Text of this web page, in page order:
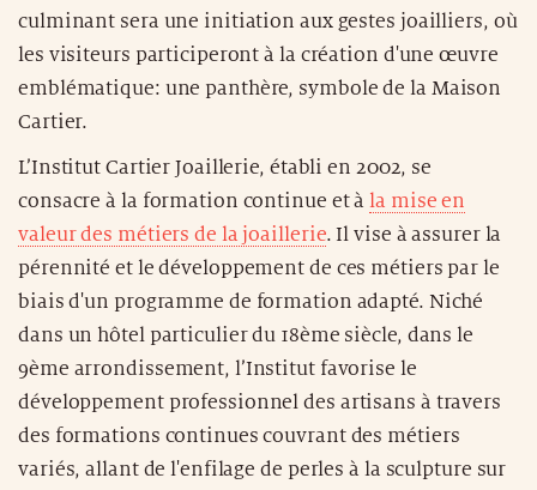
culminant sera une initiation aux gestes joailliers, où
les visiteurs participeront à la création d'une œuvre
emblématique: une panthère, symbole de la Maison
Cartier.
L’Institut Cartier Joaillerie, établi en 2002, se
consacre à la formation continue et à la mise en
valeur des métiers de la joaillerie. Il vise à assurer la
pérennité et le développement de ces métiers par le
biais d'un programme de formation adapté. Niché
dans un hôtel particulier du 18ème siècle, dans le
9ème arrondissement, l’Institut favorise le
développement professionnel des artisans à travers
des formations continues couvrant des métiers
variés, allant de l'enfilage de perles à la sculpture sur